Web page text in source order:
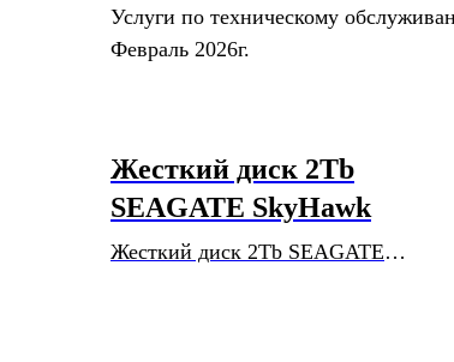
Услуги по техническому
Февраль 2026г.
Жесткий диск 2Tb
SEAGATE SkyHawk
Жесткий диск 2Tb SEAGATE